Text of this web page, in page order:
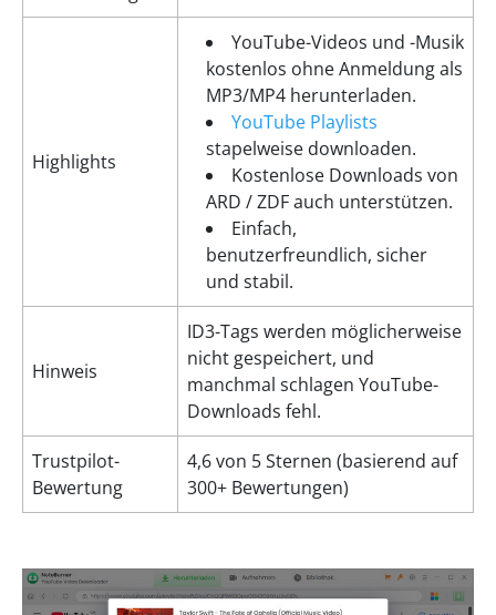
Highlights
YouTube-Videos und -Musik
kostenlos ohne Anmeldung als
MP3/MP4 herunterladen.
YouTube Playlists
stapelweise downloaden.
Kostenlose Downloads von
ARD / ZDF auch unterstützen.
Einfach,
benutzerfreundlich, sicher
und stabil.
Hinweis
ID3-Tags werden möglicherweise
nicht gespeichert, und
manchmal schlagen YouTube-
Downloads fehl.
Trustpilot-
Bewertung
4,6 von 5 Sternen (basierend auf
300+ Bewertungen)